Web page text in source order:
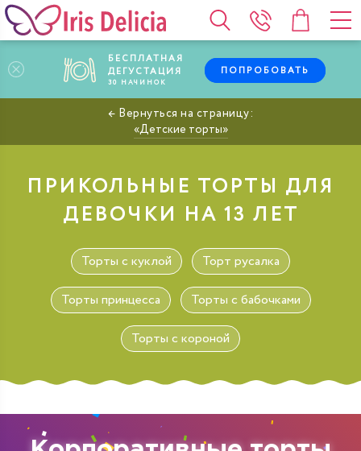
БЕСПЛАТНАЯ
ДЕГУСТАЦИЯ
30 НАЧИНОК
ПОПРОБОВАТЬ
Детские торты
ПРИКОЛЬНЫЕ ТОРТЫ ДЛЯ
ДЕВОЧКИ НА 13 ЛЕТ
Торты с куклой Торт русалка
Торты принцесса Торты с бабочками
Торты с короной